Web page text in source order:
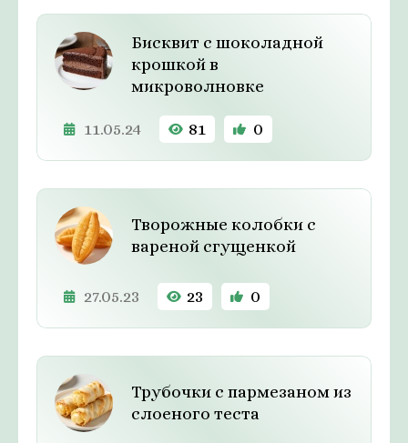
Бисквит с шоколадной
крошкой в
микроволновке
11.05.24 81 0
Творожные колобки с
вареной сгущенкой
27.05.23 23 0
Трубочки с пармезаном из
слоеного теста